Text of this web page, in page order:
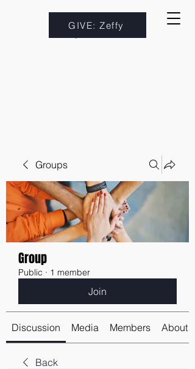
GIVE: Zeffy
Groups
Group
Public · 1 member
Join
Discussion Media Members About
Back